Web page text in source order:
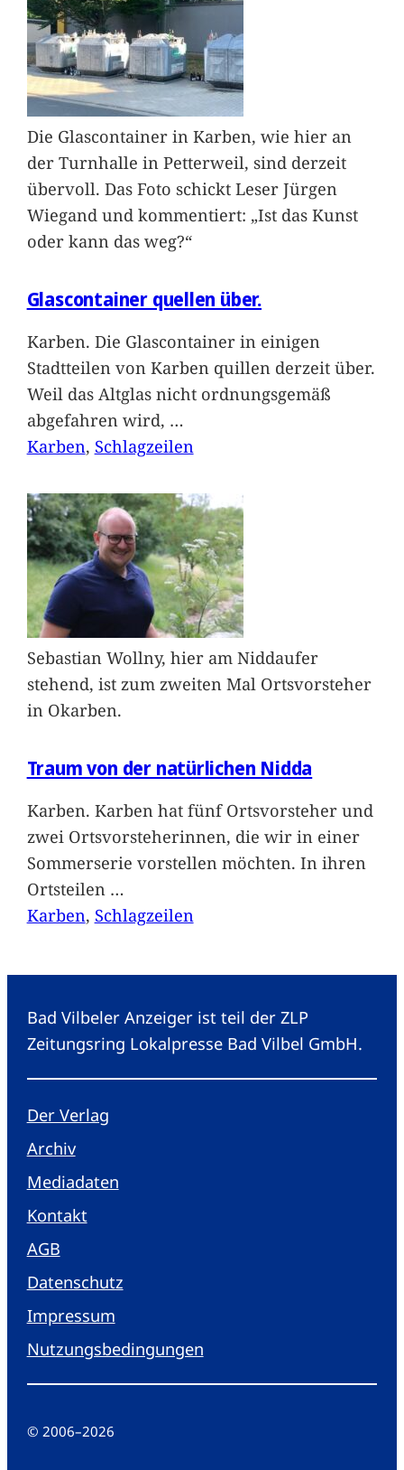
Die Glascontainer in Karben, wie hier an
der Turnhalle in Petterweil, sind derzeit
übervoll. Das Foto schickt Leser Jürgen
Wiegand und kommentiert: „Ist das Kunst
oder kann das weg?“
Glascontainer quellen über.
Karben. Die Glascontainer in einigen
Stadtteilen von Karben quillen derzeit über.
Weil das Altglas nicht ordnungsgemäß
abgefahren wird, …
Karben, Schlagzeilen
Sebastian Wollny, hier am Niddaufer
stehend, ist zum zweiten Mal Ortsvorsteher
in Okarben.
Traum von der natürlichen Nidda
Karben. Karben hat fünf Ortsvorsteher und
zwei Ortsvorsteherinnen, die wir in einer
Sommerserie vorstellen möchten. In ihren
Ortsteilen …
Karben, Schlagzeilen
Bad Vilbeler Anzeiger ist teil der ZLP
Zeitungsring Lokalpresse Bad Vilbel GmbH.
Der Verlag
Archiv
Mediadaten
Kontakt
AGB
Datenschutz
Impressum
Nutzungsbedingungen
© 2006–2026